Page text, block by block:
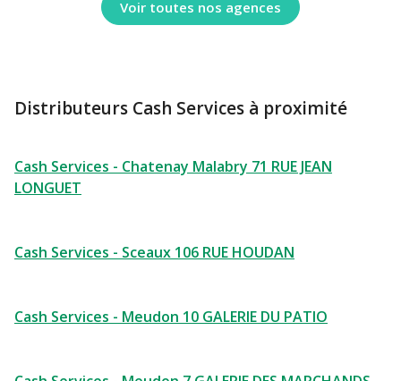
Voir toutes nos agences
Distributeurs Cash Services à proximité
Cash Services - Chatenay Malabry 71 RUE JEAN
LONGUET
Cash Services - Sceaux 106 RUE HOUDAN
Cash Services - Meudon 10 GALERIE DU PATIO